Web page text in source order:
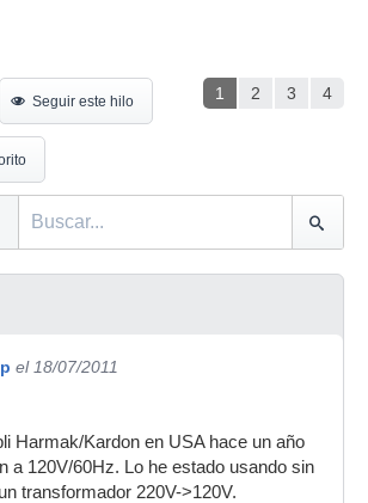
1 2 3 4
Seguir este hilo
el 18/07/2011
Harmak/Kardon en USA hace un año
a 120V/60Hz. Lo he estado usando sin
transformador 220V->120V.